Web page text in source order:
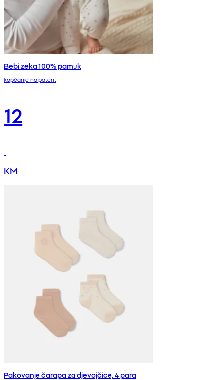
Bebi zeka 100% pamuk
kopčanje na patent
12
KM
Pakovanje čarapa za djevojčice, 4 para